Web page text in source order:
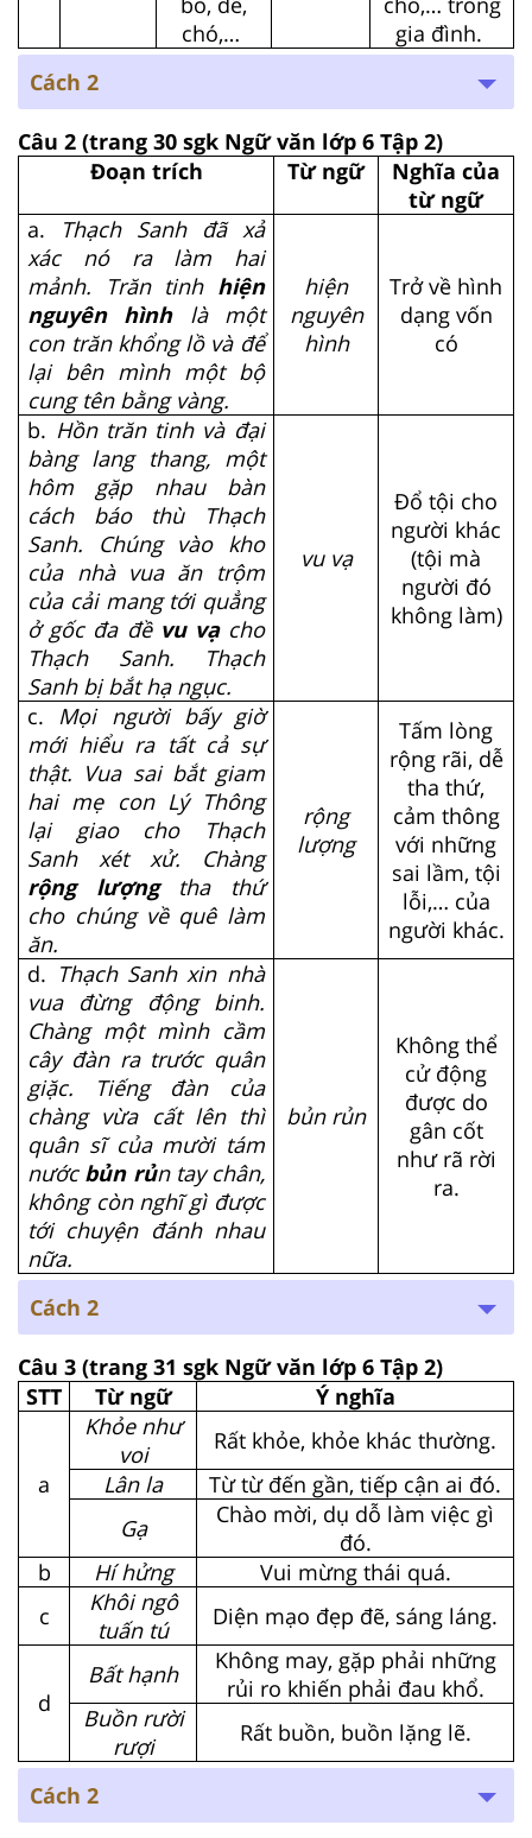
chó,…
gia đình.
Cách 2
Câu 2 (trang 30 sgk Ngữ văn lớp 6 Tập 2)
Đoạn trích
Từ ngữ
Nghĩa của
từ ngữ
a. Thạch Sanh đã xả
xác nó ra làm hai
mảnh. Trăn tinh hiện
nguyên hìnhlà một
con trăn khổng lồ và để
lại bên mình một bộ
cung tên bằng vàng.
hiện
nguyên
hình
Trở về hình
dạng vốn
có
b. Hồn trăn tinh và đại
bàng lang thang, một
hôm gặp nhau bàn
cách báo thù Thạch
Sanh. Chúng vào kho
của nhà vua ăn trộm
của cải mang tới quẳng
ở gốc đa đề vu vạcho
Thạch Sanh. Thạch
Sanh bị bắt hạ ngục.
vu vạ
Đổ tội cho
người khác
(tội mà
người đó
không làm)
c. Mọi người bấy giờ
mới hiểu ra tất cả sự
thật. Vua sai bắt giam
hai mẹ con Lý Thông
lại giao cho Thạch
Sanh xét xử. Chàng
rộng lượngtha thứ
cho chúng về quê làm
ăn.
rộng
lượng
Tấm lòng
rộng rãi, dễ
tha thứ,
cảm thông
với những
sai lầm, tội
lỗi,… của
người khác.
d. Thạch Sanh xin nhà
vua đừng động binh.
Chàng một mình cầm
cây đàn ra trước quân
giặc. Tiếng đàn của
chàng vừa cất lên thì
quân sĩ của mười tám
nước bủn rủn tay chân,
không còn nghĩ gì được
tới chuyện đánh nhau
nữa.
bủn rủn
Không thể
cử động
được do
gân cốt
như rã rời
ra.
Cách 2
Câu 3 (trang 31 sgk Ngữ văn lớp 6 Tập 2)
STT
Từ ngữ Ý nghĩa
a
Khỏe như
voi
Rất khỏe, khỏe khác thường.
Lân la
Từ từ đến gần, tiếp cận ai đó.
Gạ
Chào mời, dụ dỗ làm việc gì
đó.
b
Hí hửng
Vui mừng thái quá.
c
Khôi ngô
tuấn tú
Diện mạo đẹp đẽ, sáng láng.
d
Bất hạnh
Không may, gặp phải những
rủi ro khiến phải đau khổ.
Buồn rười
rượi
Rất buồn, buồn lặng lẽ.
Cách 2